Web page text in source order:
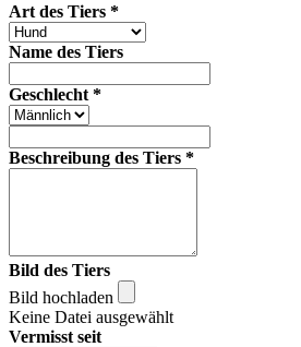
Art des Tiers *
Name des Tiers
Geschlecht *
Beschreibung des Tiers *
Bild des Tiers
Bild hochladen
Keine Datei ausgewählt
Vermisst seit